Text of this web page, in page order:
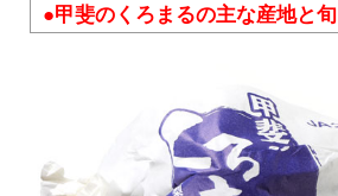
●甲斐のくろまるの主な産地と旬